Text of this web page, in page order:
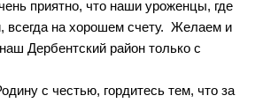
приятно, что наши уроженцы, где
всегда на хорошем счету. Желаем и
Дербентский район только с
с честью, гордитесь тем, что за